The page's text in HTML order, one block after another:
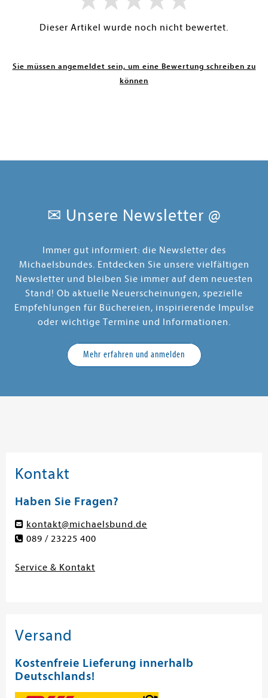
Dieser Artikel wurde noch nicht bewertet.
Sie müssen angemeldet sein, um eine Bewertung schreiben zu
können
✉ Unsere Newsletter @
Immer gut informiert: die Newsletter des
Michaelsbundes. Entdecken Sie unsere vielfältigen
Newsletter und bleiben Sie immer auf dem neuesten
Stand! Ob aktuelle Neuerscheinungen, spezielle
Empfehlungen für Büchereien, inspirierende Impulse
oder wichtige Termine und Informationen.
Mehr erfahren und anmelden
Kontakt
Haben Sie Fragen?
kontakt@michaelsbund.de
089 / 23225 400
Service & Kontakt
Versand
Kostenfreie Lieferung innerhalb
Deutschlands!